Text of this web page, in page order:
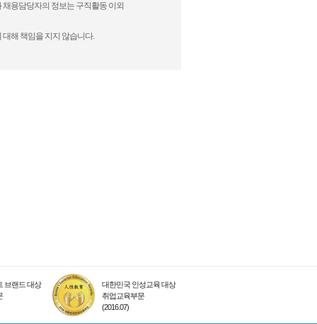
용담당자의 정보는 구직활동 이외
해 책임을 지지 않습니다.
브랜드 대상
대한민국 인성교육 대상
취업교육부문
(2016.07)